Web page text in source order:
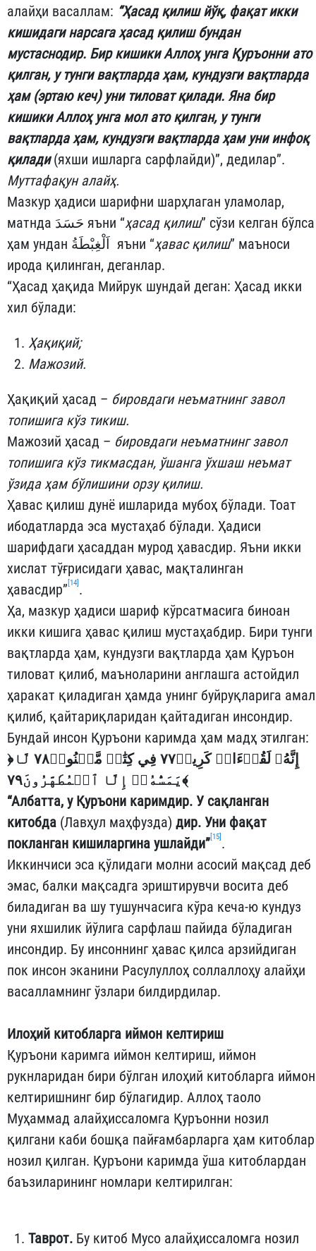
алайҳи васаллам: “Ҳасад қилиш йўқ, фақат икки
кишидаги нарсага ҳасад қилиш бундан
мустаснодир. Бир кишики Аллоҳ унга Қуръонни ато
қилган, у тунги вақтларда ҳам, кундузги вақтларда
ҳам (эртаю кеч) уни тиловат қилади. Яна бир
кишики Аллоҳ унга мол ато қилган, у тунги
вақтларда ҳам, кундузги вақтларда ҳам уни инфоқ
қилади (яхши ишларга сарфлайди)”, дедилар”.
Муттафақун алайҳ.
Мазкур ҳадиси шарифни шарҳлаган уламолар,
матнда حَسَدَ яъни “ҳасад қилиш” сўзи келган бўлса
ҳам ундан اَلْغِبْطَةُ яъни “ҳавас қилиш” маъноси
ирода қилинган, деганлар.
“Ҳасад ҳақида Мийрук шундай деган: Ҳасад икки
хил бўлади:
Ҳақиқий;
Мажозий.
Ҳақиқий ҳасад – бировдаги неъматнинг завол
топишига кўз тикиш.
Мажозий ҳасад – бировдаги неъматнинг завол
топишига кўз тикмасдан, ўшанга ўхшаш неъмат
ўзида ҳам бўлишини орзу қилиш.
Ҳавас қилиш дунё ишларида мубоҳ бўлади. Тоат
ибодатларда эса мустаҳаб бўлади. Ҳадиси
шарифдаги ҳасаддан мурод ҳавасдир. Яъни икки
хислат тўғрисидаги ҳавас, мақталинган
ҳавасдир”[14] .
Ҳа, мазкур ҳадиси шариф кўрсатмасига биноан
икки кишига ҳавас қилиш мустаҳабдир. Бири тунги
вақтларда ҳам, кундузги вақтларда ҳам Қуръон
тиловат қилиб, маъноларини англашга астойдил
ҳаракат қиладиган ҳамда унинг буйруқларига амал
қилиб, қайтариқларидан қайтадиган инсондир.
Бундай инсон Қуръони каримда ҳам мадҳ этилган:
﴿إِنَّهُۥ لَقُرۡءَانٞ كَرِيمٞ٧٧ فِي كِتَٰبٖ مَّكۡنُونٖ٧٨ لَّا
يَمَسُّهُۥٓ إِلَّا ٱلۡمُطَهَّرُونَ٧٩﴾
“Албатта, у Қуръони каримдир. У сақланган
китобда (Лавҳул маҳфузда) дир. Уни фақат
покланган кишиларгина ушлайди”[15] .
Иккинчиси эса қўлидаги молни асосий мақсад деб
эмас, балки мақсадга эриштирувчи восита деб
биладиган ва шу тушунчасига кўра кеча-ю кундуз
уни яхшилик йўлига сарфлаш пайида бўладиган
инсондир. Бу инсоннинг ҳавас қилса арзийдиган
пок инсон эканини Расулуллоҳ соллаллоҳу алайҳи
васалламнинг ўзлари билдирдилар.
Илоҳий китобларга иймон келтириш
Қуръони каримга иймон келтириш, иймон
рукнларидан бири бўлган илоҳий китобларга иймон
келтиришнинг бир бўлагидир. Аллоҳ таоло
Муҳаммад алайҳиссаломга Қуръонни нозил
қилгани каби бошқа пайғамбарларга ҳам китоблар
нозил қилган. Қуръони каримда ўша китоблардан
баъзиларининг номлари келтирилган:
Таврот. Бу китоб Мусо алайҳиссаломга нозил